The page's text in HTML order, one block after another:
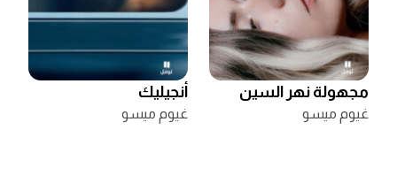
مجهولة نهر السين
غيوم ميسو
أنجيليك
غيوم ميسو